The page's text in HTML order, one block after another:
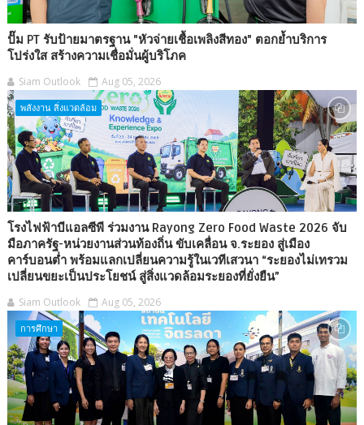
ปั๊ม PT รับป้ายมาตรฐาน "หัวจ่ายเชื้อเพลิงสีทอง" ตอกย้ำบริการ
โปร่งใส สร้างความเชื่อมั่นผู้บริโภค
Siam Outlook Aug 05, 2026
พลังงาน สิ่งแวดล้อม
โรงไฟฟ้าบีแอลซีพี ร่วมงาน Rayong Zero Food Waste 2026 จับ
มือภาครัฐ-หน่วยงานส่วนท้องถิ่น ขับเคลื่อน จ.ระยอง สู่เมือง
คาร์บอนต่ำ พร้อมแลกเปลี่ยนความรู้ในเวทีเสวนา “ระยองไม่เทรวม
เปลี่ยนขยะเป็นประโยชน์ สู่สิ่งแวดล้อมระยองที่ยั่งยืน”
Siam Outlook Aug 05, 2026
การศึกษา